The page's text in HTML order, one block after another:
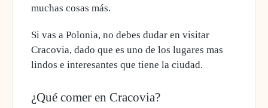
muchas cosas más.
Si vas a Polonia, no debes dudar en visitar
Cracovia, dado que es uno de los lugares mas
lindos e interesantes que tiene la ciudad.
¿Qué comer en Cracovia?